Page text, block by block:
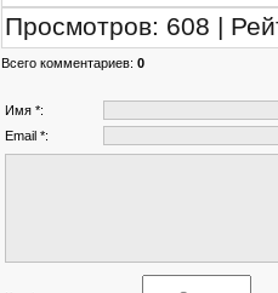
Просмотров: 608 |
Всего комментариев: 0
Имя *:
Email *: